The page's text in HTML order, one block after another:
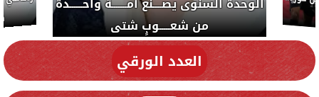
من شعـــــوبٍ شتى دي سياسة
العدد الورقي